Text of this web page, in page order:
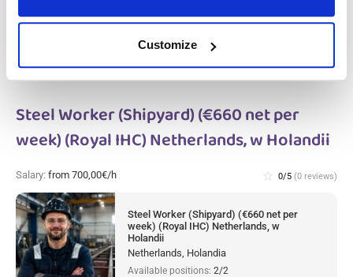
Customize
Position is open for:30 dni
Steel Worker (Shipyard) (€660 net per
week) (Royal IHC) Netherlands, w Holandii
Salary: from 700,00€/h star_border 0/5 (0 reviews)
Steel Worker (Shipyard) (€660 net per
week) (Royal IHC) Netherlands, w
Holandii
Netherlands, Holandia
Available positions: 2/2